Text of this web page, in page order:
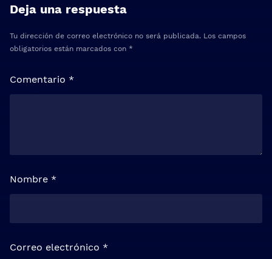
Deja una respuesta
Tu dirección de correo electrónico no será publicada. Los campos
obligatorios están marcados con *
Comentario *
Nombre *
Correo electrónico *